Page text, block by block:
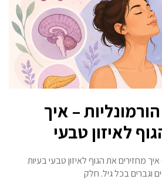
– איך
לאיזון טבעי
מחזירים את הגוף לאיזון טבעי בעיות
וגברים בכל גיל. חלק